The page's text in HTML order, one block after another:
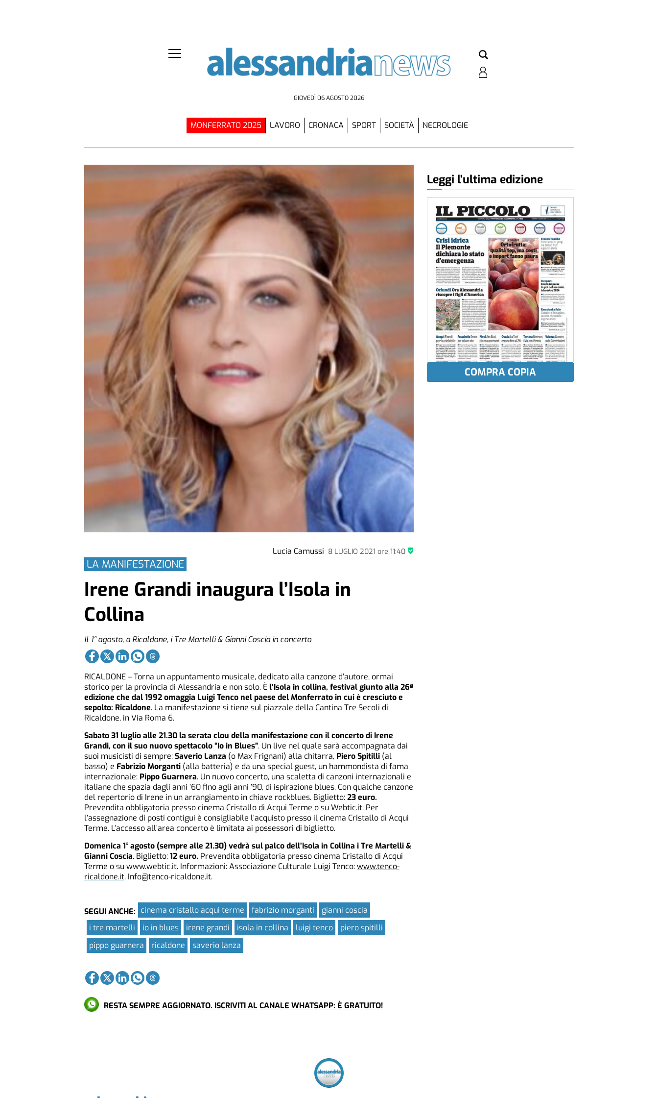
GIOVEDÌ 06 AGOSTO 2026
MONFERRATO 2025 LAVORO CRONACA SPORT SOCIETÀ NECROLOGIE
Lucia Camussi 8 LUGLIO 2021ore 11:40
LA MANIFESTAZIONE
Irene Grandi inaugura l’Isola in
Collina
Il 1° agosto, a Ricaldone, i Tre Martelli & Gianni Coscia in concerto
RICALDONE – Torna un appuntamento musicale, dedicato alla canzone d’autore, ormai
storico per la provincia di Alessandria e non solo. Èl’Isola in collina, festival giunto alla 26ª
edizione che dal 1992 omaggia Luigi Tenco nel paese del Monferrato in cui è cresciuto e
sepolto: Ricaldone. La manifestazione si tiene sul piazzale della Cantina Tre Secoli di
Ricaldone, in Via Roma 6.
Sabato 31 luglio alle 21.30 la serata clou della manifestazione con il concerto di Irene
Grandi, con il suo nuovo spettacolo “Io in Blues”. Un live nel quale sarà accompagnata dai
suoi musicisti di sempre:Saverio Lanza (o Max Frignani) alla chitarra, Piero Spitilli (al
basso) e Fabrizio Morganti (alla batteria) e da una special guest, un hammondista di fama
internazionale: Pippo Guarnera. Un nuovo concerto, una scaletta di canzoni internazionali e
italiane che spazia dagli anni ’60 fino agli anni ’90, di ispirazione blues. Con qualche canzone
del repertorio di Irene in un arrangiamento in chiave rockblues. Biglietto:23 euro.
Prevendita obbligatoria presso cinema Cristallo di Acqui Terme o suWebtic.it. Per
l’assegnazione di posti contigui è consigliabile l’acquisto presso il cinema Cristallo di Acqui
Terme. L’accesso all’area concerto è limitata ai possessori di biglietto.
Domenica 1° agosto (sempre alle 21.30) vedrà sul palco dell’Isola in Collina i Tre Martelli &
Gianni Coscia. Biglietto:12 euro. Prevendita obbligatoria presso cinema Cristallo di Acqui
Terme o su www.webtic.it. Informazioni: Associazione Culturale Luigi Tenco:www.tenco-
ricaldone.it. Info@tenco-ricaldone.it.
SEGUI ANCHE: cinema cristallo acqui terme fabrizio morganti
gianni coscia
i tre martelli
io in blues irene grandi isola in collina luigi tenco
piero spitilli
pippo guarnera
ricaldone saverio lanza
RESTA SEMPRE AGGIORNATO. ISCRIVITI AL CANALE WHATSAPP: È GRATUITO!
Leggi l'ultima edizione
COMPRA COPIA